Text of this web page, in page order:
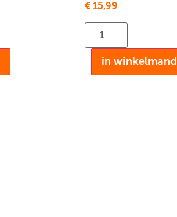
€ 15,99
in winkelmand